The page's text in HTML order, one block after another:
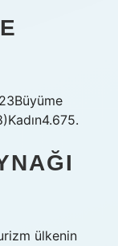
ülkenin